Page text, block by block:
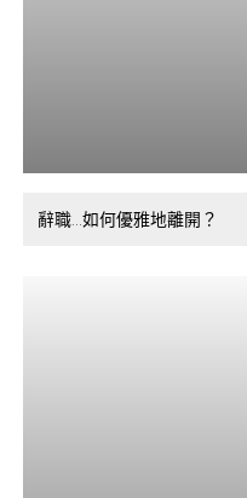
辭職…如何優雅地離開？